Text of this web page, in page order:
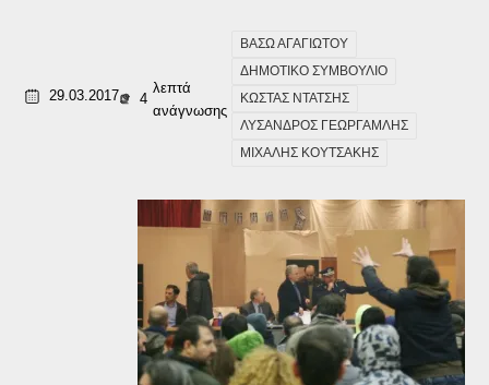
29.03.2017 4
λεπτά
ανάγνωσης
ΒΑΣΩ ΑΓΑΓΙΩΤΟΥ
ΔΗΜΟΤΙΚΟ ΣΥΜΒΟΥΛΙΟ
ΚΩΣΤΑΣ ΝΤΑΤΣΗΣ
ΛΥΣΑΝΔΡΟΣ ΓΕΩΡΓΑΜΛΗΣ
ΜΙΧΑΛΗΣ ΚΟΥΤΣΑΚΗΣ